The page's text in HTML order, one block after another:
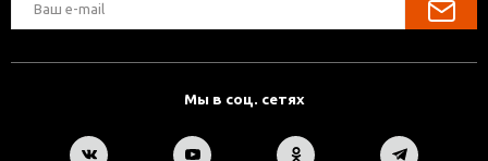
Мы в соц. сетях